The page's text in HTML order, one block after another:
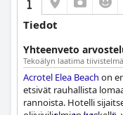
Tiedot
Yhteenveto
Tekoälyn laatima tiivistelmä
Acrotel Elea Beach on
etsivät rauhallista
rannoista. Hotelli